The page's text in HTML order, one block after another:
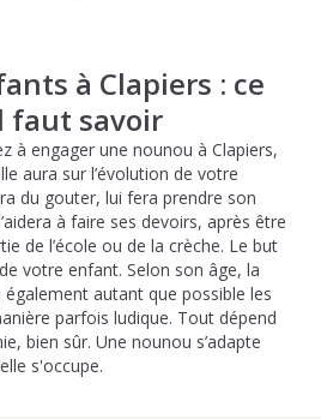
à Clapiers : ce
faut savoir
à engager une nounou à Clapiers,
aura sur l’évolution de votre
du gouter, lui fera prendre son
à faire ses devoirs, après être
de l’école ou de la crèche. Le but
votre enfant. Selon son âge, la
autant que possible les
parfois ludique. Tout dépend
bien sûr. Une nounou s’adapte
s'occupe.